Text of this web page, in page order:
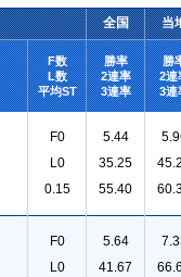
全国 当
F数
L数
平均ST
勝率
2連率
3連率
勝
2連
3連
F0
L0
0.15
5.44
35.25
55.40
F0
L0
5.64
41.67